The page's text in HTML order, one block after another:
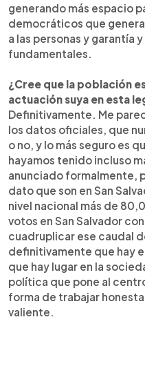
generando más espacio
democráticos que
a las personas y garantía
fundamentales.
¿Cree que la población
actuación suya en esta
Definitivamente. Me
los datos oficiales, que
o no, y lo más seguro es
hayamos tenido incluso
anunciado formalmente,
dato que son en San
nivel nacional más de
votos en San Salvador
cuadruplicar ese caudal
definitivamente que hay
que hay lugar en la
política que pone al
forma de trabajar
valiente.